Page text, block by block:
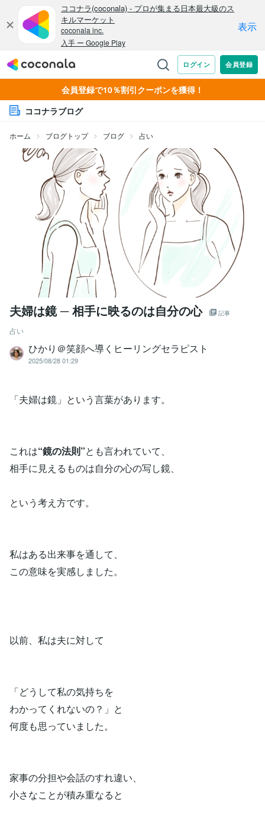
会員登録で10％割引クーポンを獲得！
ココナラブログ
ホーム ブログトップ ブログ 占い
夫婦は鏡 ─ 相手に映るのは自分の心 記事
占い
ひかり＠笑顔へ導くヒーリングセラピスト
2025/08/28 01:29
「夫婦は鏡」という言葉があります。
これは“鏡の法則”とも言われていて、
相手に見えるものは自分の心の写し鏡、
という考え方です。
私はある出来事を通して、
この意味を実感しました。
以前、私は夫に対して
「どうして私の気持ちを
わかってくれないの？」と
何度も思っていました。
家事の分担や会話のすれ違い、
小さなことが積み重なると